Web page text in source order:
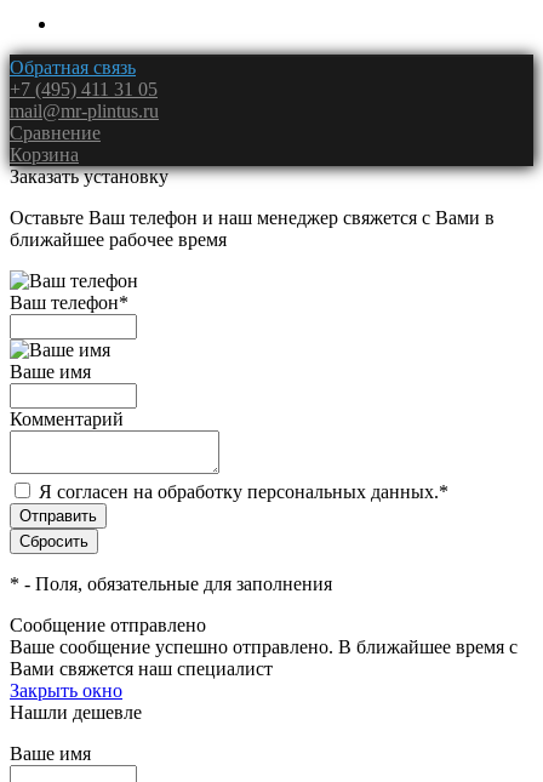
Обратная связь
+7 (495) 411 31 05
mail@mr-plintus.ru
Сравнение
Корзина
Заказать установку
Оставьте Ваш телефон и наш менеджер свяжется с Вами в
ближайшее рабочее время
Ваш телефон*
Ваше имя
Комментарий
Я согласен на обработку персональных данных.*
* - Поля, обязательные для заполнения
Сообщение отправлено
Ваше сообщение успешно отправлено. В ближайшее время с
Вами свяжется наш специалист
Закрыть окно
Нашли дешевле
Ваше имя